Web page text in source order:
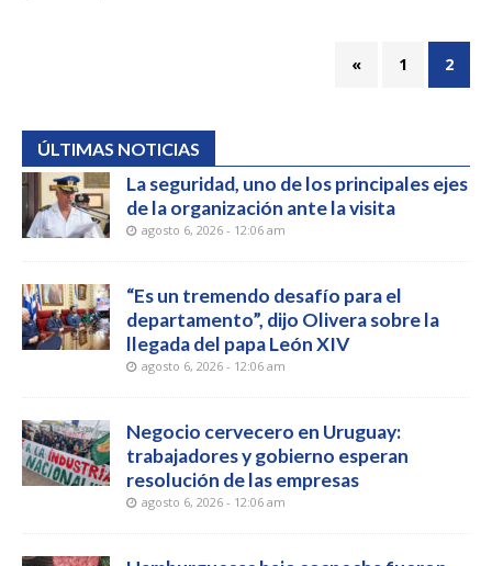
« 1 2
ÚLTIMAS NOTICIAS
La seguridad, uno de los principales ejes
de la organización ante la visita
agosto 6, 2026 - 12:06 am
“Es un tremendo desafío para el
departamento”, dijo Olivera sobre la
llegada del papa León XIV
agosto 6, 2026 - 12:06 am
Negocio cervecero en Uruguay:
trabajadores y gobierno esperan
resolución de las empresas
agosto 6, 2026 - 12:06 am